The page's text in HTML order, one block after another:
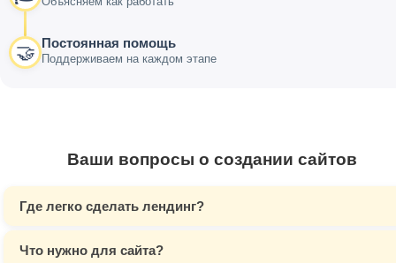
🤝 Постоянная помощь
Поддерживаем на каждом этапе
Ваши вопросы о создании сайтов
Где легко сделать лендинг?
Что нужно для сайта?